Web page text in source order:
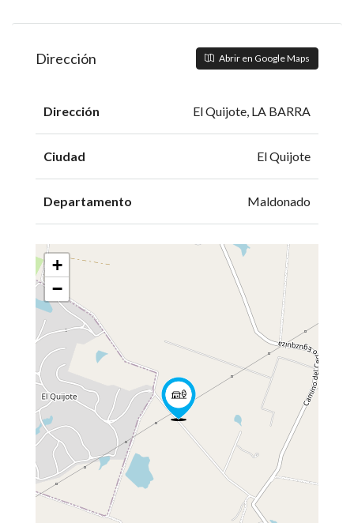
Dirección Abrir en Google Maps
Dirección El Quijote, LA BARRA
Ciudad El Quijote
Departamento Maldonado
+
−